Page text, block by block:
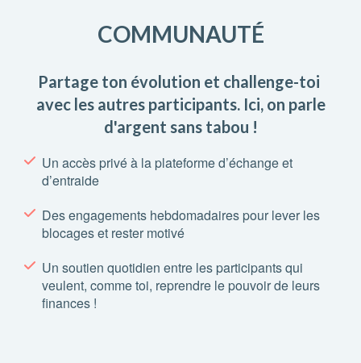
COMMUNAUTÉ
Partage ton évolution et challenge-toi
avec les autres participants. Ici, on parle
d'argent sans tabou !
Un accès privé à la plateforme d’échange et
d’entraide
Des engagements hebdomadaires pour lever les
blocages et rester motivé
Un soutien quotidien entre les participants qui
veulent, comme toi, reprendre le pouvoir de leurs
finances !